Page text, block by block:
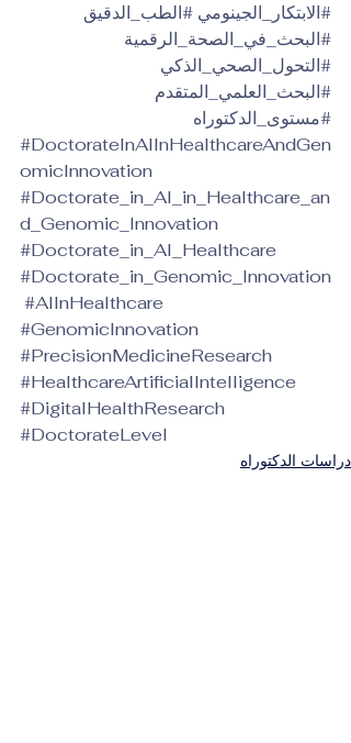
#الابتكار_الجينومي #الطب_الدقيق
#البحث_في_الصحة_الرقمية
#التحول_الصحي_الذكي
#البحث_العلمي_المتقدم
#مستوى_الدكتوراه
#DoctorateInAIInHealthcareAndGen
omicInnovation
#Doctorate_in_AI_in_Healthcare_an
d_Genomic_Innovation
#Doctorate_in_AI_Healthcare
#Doctorate_in_Genomic_Innovation
#AIInHealthcare
#GenomicInnovation
#PrecisionMedicineResearch
#HealthcareArtificialIntelligence
#DigitalHealthResearch
#DoctorateLevel
دراسات الدكتوراه